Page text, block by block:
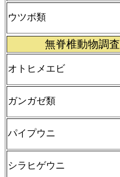
ウツボ類
無脊椎動物調査
オトヒメエビ
ガンガゼ類
パイプウニ
シラヒゲウニ